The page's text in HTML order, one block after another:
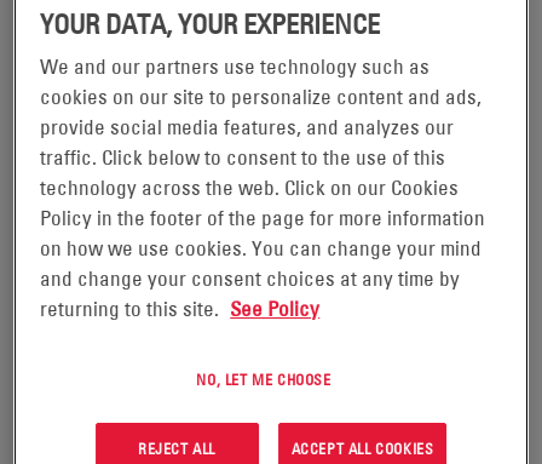
Ce produit est
disponible
dans les
régions
suivantes :
Amérique
du Nord et
Amérique
centrale
Amérique
du Sud
BATTERIES
POWERSAFE®
VGL
Grâce aux plaques
ajourées associées à la
technologie nickel-
cadmium (Ni-Cd) avec
batteries PowerSafe® VGL
batteries à faible
YOUR DATA, YOUR EXPERIENCE
We and our partners use technology such as
cookies on our site to personalize content and ads,
provide social media features, and analyzes our
traffic. Click below to consent to the use of this
technology across the web. Click on our Cookies
Policy in the footer of the page for more information
on how we use cookies. You can change your mind
and change your consent choices at any time by
returning to this site. See Policy
NO, LET ME CHOOSE
REJECT ALL ACCEPT ALL COOKIES